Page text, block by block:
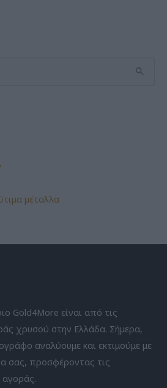
μέταλλα
Gold4More είναι από τις
χρυσού στην Ελλάδα. Σήμερα,
αναλύουμε και εκτιμούμε με
σας, προσφέροντας τις
αγοράς.